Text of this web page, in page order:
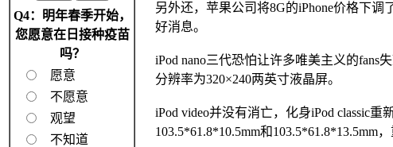
Q4：明年春季开始，
您愿意在日接种疫苗
吗？
愿意
不愿意
观望
不知道
另外还，苹果公司将8G的iPhone价格下
好消息。
iPod nano三代恐怕让许多唯美主义的fans
分辨率为320×240两英寸液晶屏。
iPod video并没有消亡，化身iPod classic
103.5*61.8*10.5mm和103.5*61.8*13.5mm